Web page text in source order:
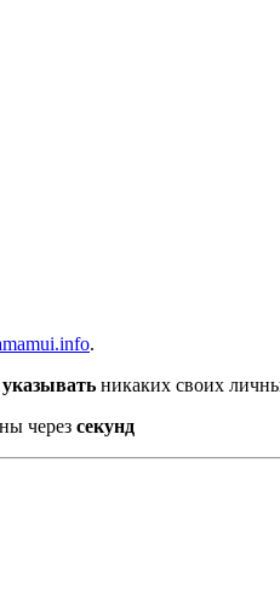
.
указывать никаких своих
через секунд